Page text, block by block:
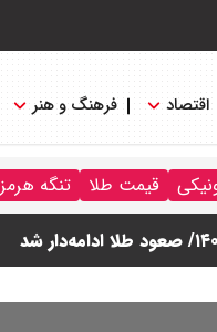
اقتصاد فرهنگ و هنر
قیمت طلا تنگه هرمز